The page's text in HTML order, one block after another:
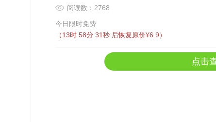
阅读数：2768
今日限时免费
（13时 58分 30秒 后恢复原价¥6.9）
点击